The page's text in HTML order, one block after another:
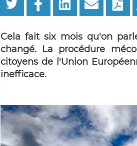
Cela fait six mois qu'on
changé. La procédure
citoyens de l'Union
inefficace.